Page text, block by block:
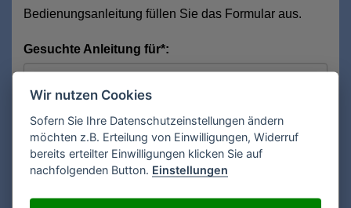
Bedienungsanleitung füllen Sie das Formular aus.
Gesuchte Anleitung für*:
Modell:
Wir nutzen Cookies
Sofern Sie Ihre Datenschutzeinstellungen ändern
möchten z.B. Erteilung von Einwilligungen, Widerruf
bereits erteilter Einwilligungen klicken Sie auf
nachfolgenden Button. Einstellungen